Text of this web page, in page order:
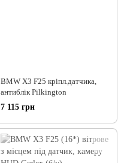
BMW X3 F25 кріпл.датчика,
антиблік Pilkington
7 115 грн